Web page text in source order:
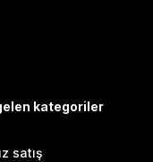
kategoriler
satış